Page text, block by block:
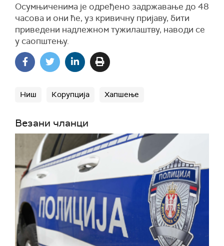
Осумњиченима је одређено задржавање до 48
часова и они ће, уз кривичну пријаву, бити
приведени надлежном тужилаштву, наводи се
у саопштењу.
Ниш Корупција Хапшење
Везани чланци